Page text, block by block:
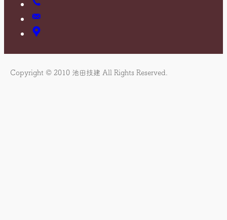
合
せ
セ
ス
マ
Copyright © 2010 池田技建 All Rights Reserved.